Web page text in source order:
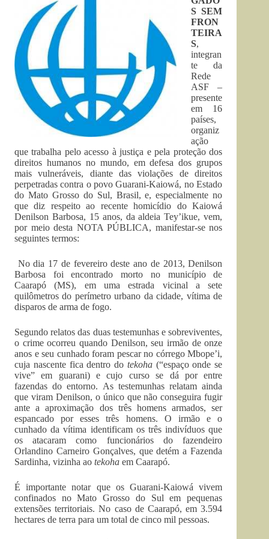
S SEM
FRON
TEIRA
S,
integran
te da
Rede
ASF –
presente
em 16
países,
organiz
ação
que trabalha pelo acesso à justiça e pela proteção dos
direitos humanos no mundo, em defesa dos grupos
mais vulneráveis, diante das violações de direitos
perpetradas contra o povo Guarani-Kaiowá, no Estado
do Mato Grosso do Sul, Brasil, e, especialmente no
que diz respeito ao recente homicídio do Kaiowá
Denilson Barbosa, 15 anos, da aldeia Tey’ikue, vem,
por meio desta NOTA PÚBLICA, manifestar-se nos
seguintes termos:
No dia 17 de fevereiro deste ano de 2013, Denilson
Barbosa foi encontrado morto no município de
Caarapó (MS), em uma estrada vicinal a sete
quilômetros do perímetro urbano da cidade, vítima de
disparos de arma de fogo.
Segundo relatos das duas testemunhas e sobreviventes,
o crime ocorreu quando Denilson, seu irmão de onze
anos e seu cunhado foram pescar no córrego Mbope’i,
cuja nascente fica dentro do tekoha(“espaço onde se
vive” em guarani) e cujo curso se dá por entre
fazendas do entorno. As testemunhas relatam ainda
que viram Denilson, o único que não conseguira fugir
ante a aproximação dos três homens armados, ser
espancado por esses três homens. O irmão e o
cunhado da vítima identificam os três indivíduos que
os atacaram como funcionários do fazendeiro
Orlandino Carneiro Gonçalves, que detém a Fazenda
Sardinha, vizinha ao tekoha em Caarapó.
É importante notar que os Guarani-Kaiowá vivem
confinados no Mato Grosso do Sul em pequenas
extensões territoriais. No caso de Caarapó, em 3.594
hectares de terra para um total de cinco mil pessoas.